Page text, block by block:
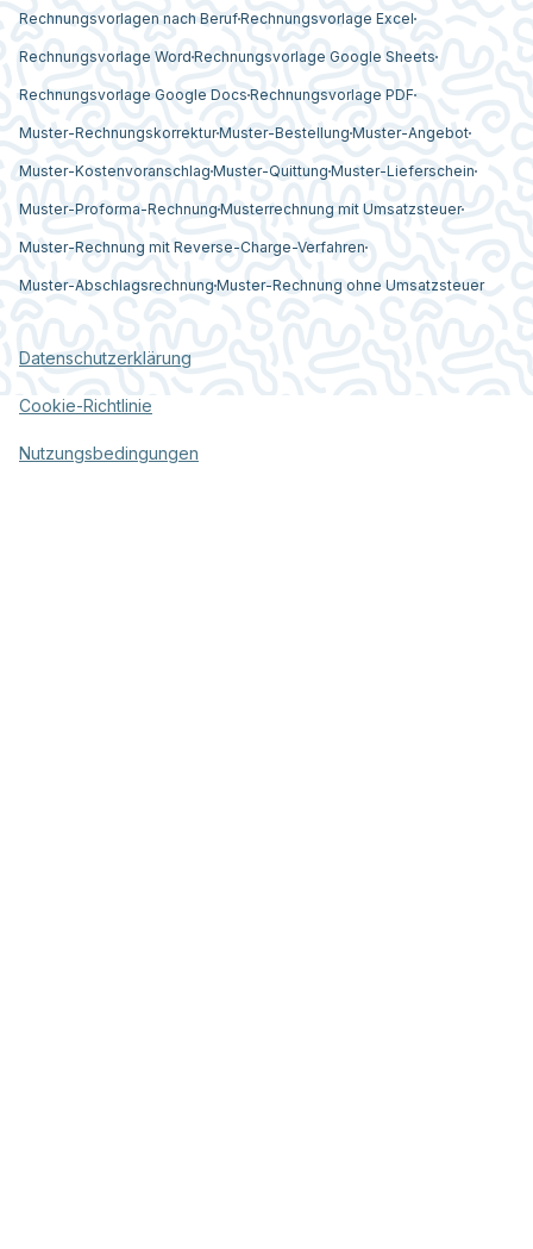
Rechnungsvorlagen nach BerufRechnungsvorlage Excel
Rechnungsvorlage Word Rechnungsvorlage Google Sheets
Rechnungsvorlage Google Docs Rechnungsvorlage PDF
Muster-Rechnungskorrektur Muster-Bestellung Muster-Angebot
Muster-Kostenvoranschlag Muster-Quittung Muster-Lieferschein
Muster-Proforma-Rechnung Musterrechnung mit Umsatzsteuer
Muster-Rechnung mit Reverse-Charge-Verfahren
Muster-Abschlagsrechnung Muster-Rechnung ohne Umsatzsteuer
Datenschutzerklärung
Cookie-Richtlinie
Nutzungsbedingungen